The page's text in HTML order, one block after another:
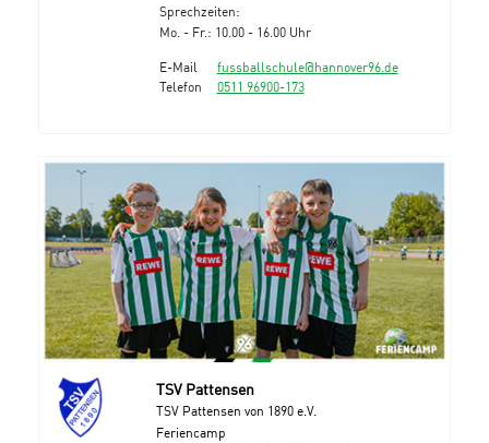
Sprechzeiten:
Mo. - Fr.: 10.00 - 16.00 Uhr
E-Mail
fussballschule@hannover96.de
Telefon
0511 96900-173
TSV Pattensen
TSV Pattensen von 1890 e.V.
Feriencamp